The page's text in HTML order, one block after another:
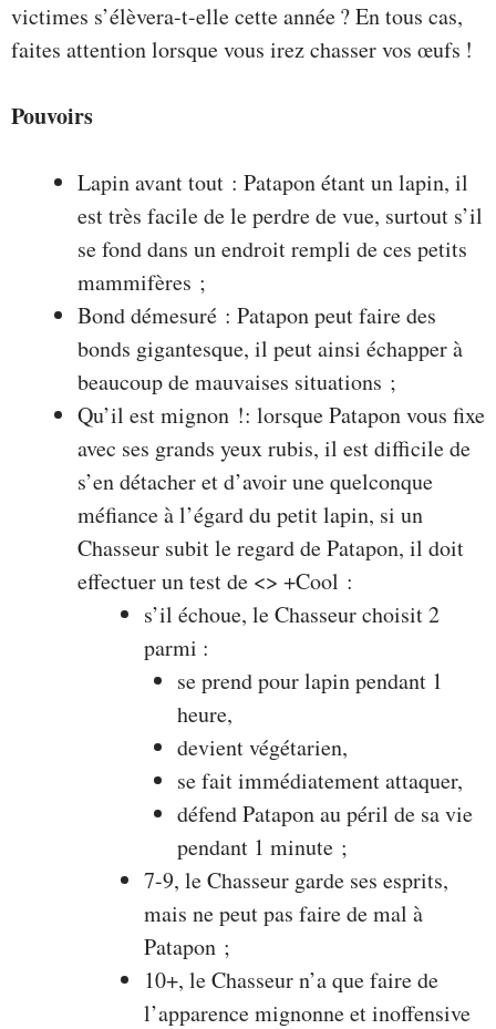
victimes s’élèvera-t-elle cette année ? En tous cas,
faites attention lorsque vous irez chasser vos œufs !
Pouvoirs
Lapin avant tout : Patapon étant un lapin, il
est très facile de le perdre de vue, surtout s’il
se fond dans un endroit rempli de ces petits
mammifères ;
Bond démesuré : Patapon peut faire des
bonds gigantesque, il peut ainsi échapper à
beaucoup de mauvaises situations ;
Qu’il est mignon !: lorsque Patapon vous fixe
avec ses grands yeux rubis, il est difficile de
s’en détacher et d’avoir une quelconque
méfiance à l’égard du petit lapin, si un
Chasseur subit le regard de Patapon, il doit
effectuer un test de <> +Cool :
s’il échoue, le Chasseur choisit 2
parmi :
se prend pour lapin pendant 1
heure,
devient végétarien,
se fait immédiatement attaquer,
défend Patapon au péril de sa vie
pendant 1 minute ;
7-9, le Chasseur garde ses esprits,
mais ne peut pas faire de mal à
Patapon ;
10+, le Chasseur n’a que faire de
l’apparence mignonne et inoffensive